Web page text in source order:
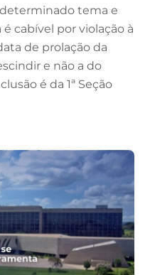
tema e
é cabível por violação à
de prolação da
e não a do
é da 1ª Seção